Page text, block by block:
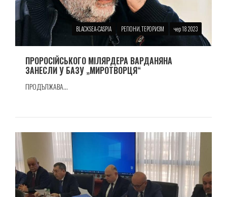
BLACKSEA-CASPIA РЕГІОНИ, ТЕРОРИЗМ чер 18 2023
ПРОРОСIЙСЬКОГО МIЛЯРДЕРА ВАРДАНЯНА
ЗАНЕСЛИ У БАЗУ „МИРОТВОРЦЯ“
ПРОДЪЛЖАВА...